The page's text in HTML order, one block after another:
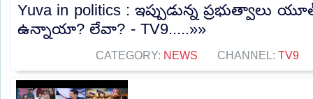
Yuva in politics : ఇప్పుడున్న ప్రభుత్వాలు
ఉన్నాయా? లేవా? - TV9.....»»
CATEGORY: NEWS CHANNEL: TV9